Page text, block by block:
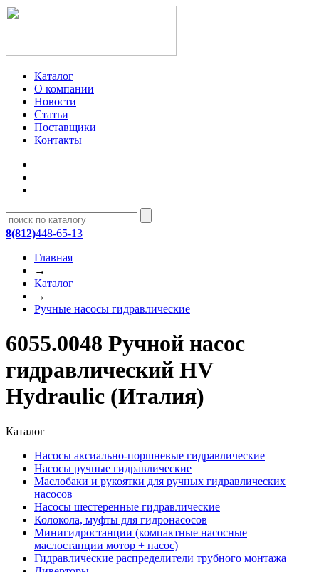
Каталог
О компании
Новости
Статьи
Поставщики
Контакты
8(812)448-65-13
Главная
→
Каталог
→
Ручные насосы гидравлические
6055.0048 Ручной насос
гидравлический HV
Hydraulic (Италия)
Каталог
Насосы аксиально-поршневые гидравлические
Насосы ручные гидравлические
Маслобаки и рукоятки для ручных гидравлических
насосов
Насосы шестеренные гидравлические
Колокола, муфты для гидронасосов
Минигидростанции (компактные насосные
маслостанции мотор + насос)
Гидравлические распределители трубного монтажа